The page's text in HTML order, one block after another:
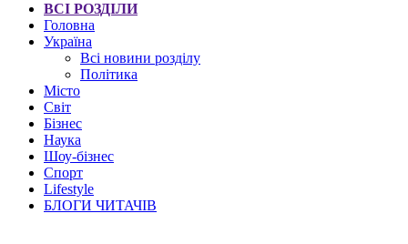
ВСІ РОЗДІЛИ
Головна
Україна
Всі новини розділу
Політика
Місто
Світ
Бізнес
Наука
Шоу-бізнес
Спорт
Lifestyle
БЛОГИ ЧИТАЧІВ